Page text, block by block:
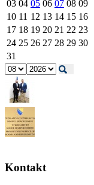
03 04 05 06 07 08 09
10 11 12 13 14 15 16
17 18 19 20 21 22 23
24 25 26 27 28 29 30
31
Kontakt